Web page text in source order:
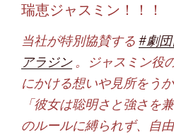
瑞恵ジャスミン！！！
当社が特別協賛する #劇
アラジン。ジャスミン役
にかける想いや見所をう
「彼女は聡明さと強さを
のルールに縛られず、自